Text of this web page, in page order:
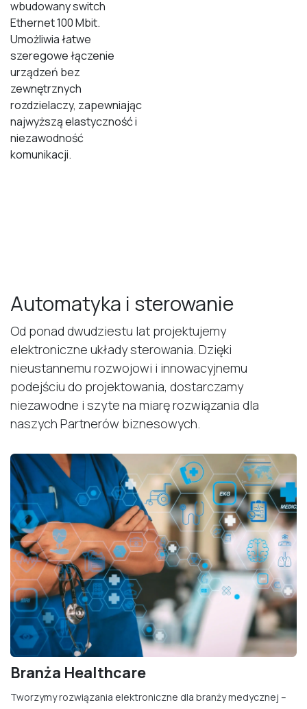
wbudowany switch
Ethernet 100 Mbit.
Umożliwia łatwe
szeregowe łączenie
urządzeń bez
zewnętrznych
rozdzielaczy, zapewniając
najwyższą elastyczność i
niezawodność
komunikacji.
Automatyka i sterowanie
Od ponad dwudziestu lat projektujemy
elektroniczne układy sterowania. Dzięki
nieustannemu rozwojowi i innowacyjnemu
podejściu do projektowania, dostarczamy
niezawodne i szyte na miarę rozwiązania dla
naszych Partnerów biznesowych.
Branża Healthcare
Tworzymy rozwiązania elektroniczne dla branży medycznej –